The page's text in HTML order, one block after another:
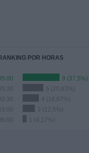
POR HORAS
9 (37,5%)
05:30
5 (20,83%)
03:30
4 (16,67%)
03:00
3 (12,5%)
06:00
1 (4,17%)